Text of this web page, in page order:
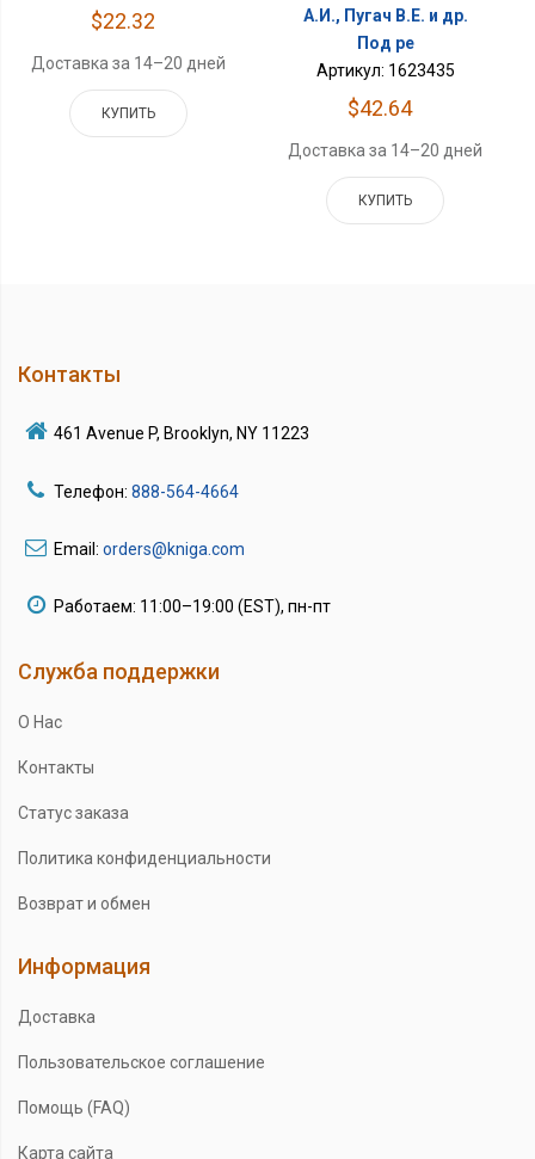
$22.32
Доставка за 14–20 дней
КУПИТЬ
А.И., Пугач В.Е. и др.
Под ре
Артикул: 1623435
$42.64
Доставка за 14–20 дней
КУПИТЬ
Контакты
461 Avenue P, Brooklyn, NY 11223
Телефон: 888-564-4664
Email: orders@kniga.com
Работаем: 11:00–19:00 (EST), пн-пт
Служба поддержки
О Нас
Контакты
Статус заказа
Политика конфиденциальности
Возврат и обмен
Информация
Доставка
Пользовательское соглашение
Помощь (FAQ)
Карта сайта